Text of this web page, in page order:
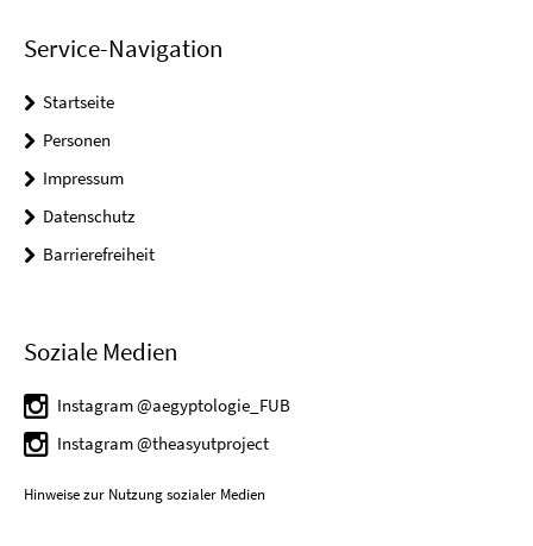
Service-Navigation
Startseite
Personen
Impressum
Datenschutz
Barrierefreiheit
Soziale Medien
Instagram @aegyptologie_FUB
Instagram @theasyutproject
Hinweise zur Nutzung sozialer Medien